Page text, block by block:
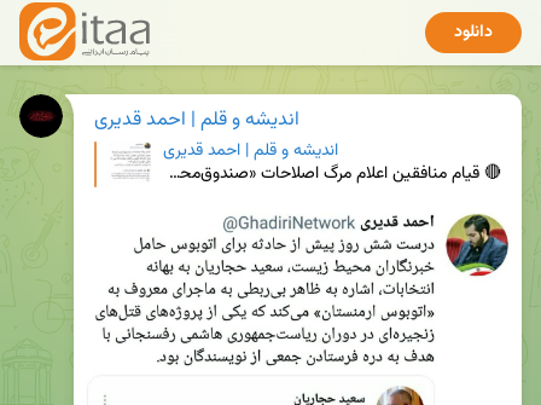
دانلود